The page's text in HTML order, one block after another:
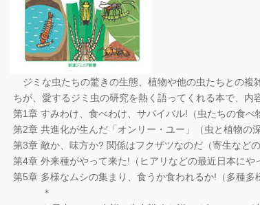
ジミな虫たちの驚きの生態、植物や他の虫たちとの
ちが、愛するジミ虫の研究を熱く語ってくれる本で、内
第1章 すみわけ、食べわけ、サバイバル!（虫たちの食べ
第2章 共進化が生んだ「オンリー・ユー」（虫と植物の
第3章 敵か、味方か? 関係はフクザツなのだ（寄生など
第4章 外来種がやって来た!（ヒアリなどの最近日本にや
第5章 多様なムシの集まり、食うか食われるか!（多種多
＊